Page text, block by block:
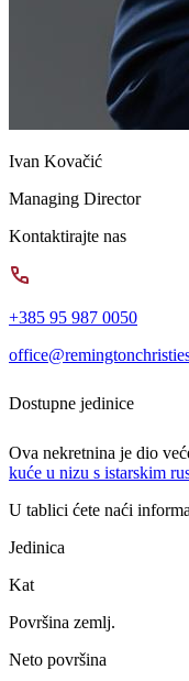
Ivan Kovačić
Managing Director
Kontaktirajte nas
+385 95 987 0050
Dostupne jedinice
Ova nekretnina je dio
kuće u nizu s istarskim
U tablici ćete naći
Jedinica
Kat
Površina zemlj.
Neto površina